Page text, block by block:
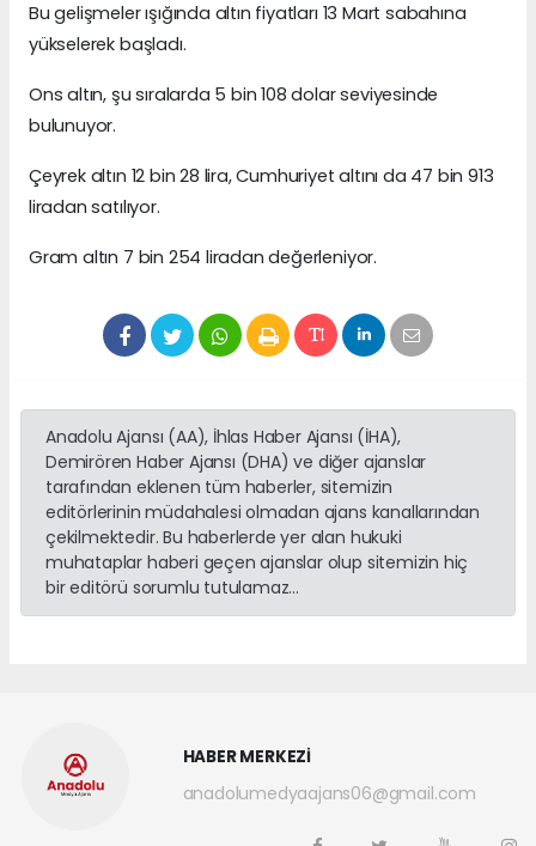
Bu gelişmeler ışığında altın fiyatları 13 Mart sabahına
yükselerek başladı.
Ons altın, şu sıralarda 5 bin 108 dolar seviyesinde
bulunuyor.
Çeyrek altın 12 bin 28 lira, Cumhuriyet altını da 47 bin 913
liradan satılıyor.
Gram altın 7 bin 254 liradan değerleniyor.
Anadolu Ajansı (AA), İhlas Haber Ajansı (İHA),
Demirören Haber Ajansı (DHA) ve diğer ajanslar
tarafından eklenen tüm haberler, sitemizin
editörlerinin müdahalesi olmadan ajans kanallarından
çekilmektedir. Bu haberlerde yer alan hukuki
muhataplar haberi geçen ajanslar olup sitemizin hiç
bir editörü sorumlu tutulamaz...
HABER MERKEZİ
anadolumedyaajans06@gmail.com